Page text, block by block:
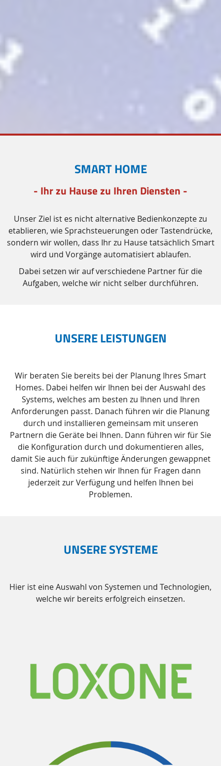
SMART HOME
- Ihr zu Hause zu Ihren Diensten -
Unser Ziel ist es nicht alternative Bedienkonzepte zu
etablieren, wie Sprachsteuerungen oder Tastendrücke,
sondern wir wollen, dass Ihr zu Hause tatsächlich Smart
wird und Vorgänge automatisiert ablaufen.
Dabei setzen wir auf verschiedene Partner für die
Aufgaben, welche wir nicht selber durchführen.
UNSERE LEISTUNGEN
Wir beraten Sie bereits bei der Planung Ihres Smart
Homes. Dabei helfen wir Ihnen bei der Auswahl des
Systems, welches am besten zu Ihnen und Ihren
Anforderungen passt. Danach führen wir die Planung
durch und installieren gemeinsam mit unseren
Partnern die Geräte bei Ihnen. Dann führen wir für Sie
die Konfiguration durch und dokumentieren alles,
damit Sie auch für zukünftige Änderungen gewappnet
sind. Natürlich stehen wir Ihnen für Fragen dann
jederzeit zur Verfügung und helfen Ihnen bei
Problemen.
UNSERE SYSTEME
Hier ist eine Auswahl von Systemen und Technologien,
welche wir bereits erfolgreich einsetzen.